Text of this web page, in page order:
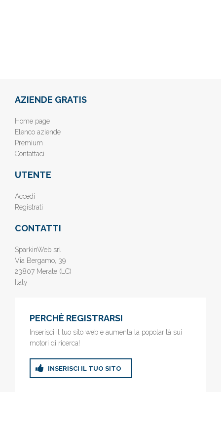
AZIENDE GRATIS
Home page
Elenco aziende
Premium
Contattaci
UTENTE
Accedi
Registrati
CONTATTI
SparkinWeb srl
Via Bergamo, 39
23807 Merate (LC)
Italy
PERCHÈ REGISTRARSI
Inserisci il tuo sito web e aumenta la popolarità sui
motori di ricerca!
INSERISCI IL TUO SITO